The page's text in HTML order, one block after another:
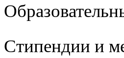
Стипендии и